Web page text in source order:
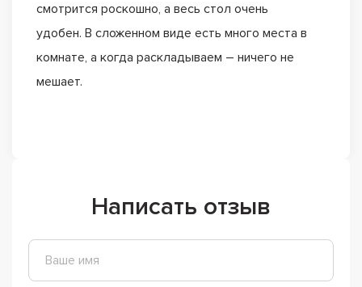
смотрится роскошно, а весь стол очень
удобен. В сложенном виде есть много места в
комнате, а когда раскладываем – ничего не
мешает.
Написать отзыв